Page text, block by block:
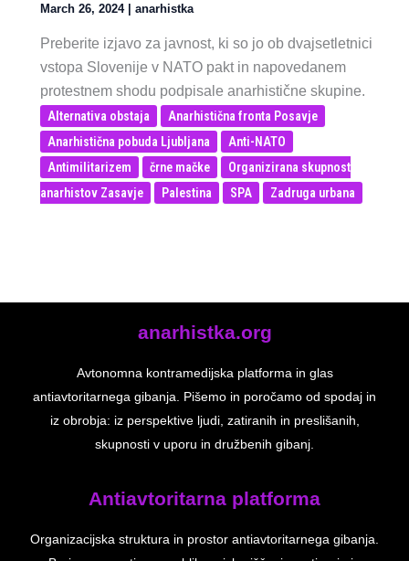
March 26, 2024 anarhistka
Preberite izjavo za javnost, ki so jo ob dvajsetletnici
vstopa Slovenije v NATO pakt in napovedanem
protestnem shodu podpisale anarhistične skupine.
Alternativa obstaja
Anarhistična fronta Posavje
Anarhistična pobuda Ljubljana
Anti-NATO
Antimilitarizem
črne mačke
Organizirana skupnost
anarhistov Zasavje
Palestina SPA Zadruga urbana
anarhistka.org
Avtonomna kontramedijska platforma in glas
antiavtoritarnega gibanja. Pišemo in poročamo od spodaj in
iz obrobja: iz perspektive ljudi, zatiranih in preslišanih,
skupnosti v uporu in družbenih gibanj.
Antiavtoritarna platforma
Organizacijska struktura in prostor antiavtoritarnega gibanja.